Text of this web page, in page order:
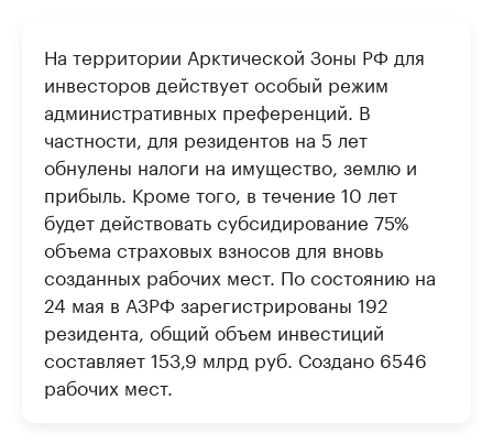
На территории Арктической Зоны РФ для
инвесторов действует особый режим
административных преференций. В
частности, для резидентов на 5 лет
обнулены налоги на имущество, землю и
прибыль. Кроме того, в течение 10 лет
будет действовать субсидирование 75%
объема страховых взносов для вновь
созданных рабочих мест. По состоянию на
24 мая в АЗРФ зарегистрированы 192
резидента, общий объем инвестиций
составляет 153,9 млрд руб. Создано 6546
рабочих мест.